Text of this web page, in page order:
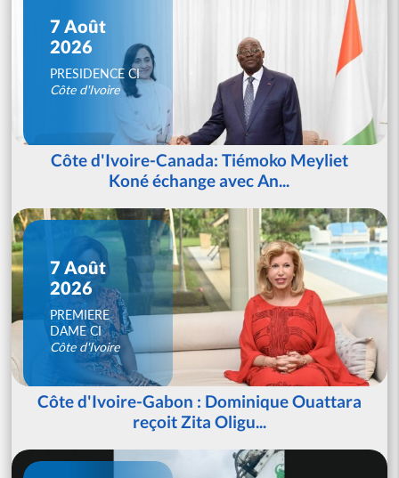
7 Août
2026
PRESIDENCE CI
Côte d'Ivoire
Côte d'Ivoire-Canada: Tiémoko Meyliet
Koné échange avec An...
7 Août
2026
PREMIERE
DAME CI
Côte d'Ivoire
Côte d'Ivoire-Gabon : Dominique Ouattara
reçoit Zita Oligu...